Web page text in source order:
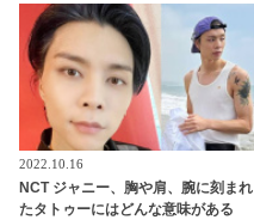
2022.10.16
NCT ジャニー、胸や肩、腕に刻まれ
たタトゥーにはどんな意味がある